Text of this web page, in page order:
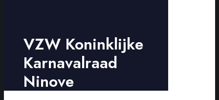
VZW Koninklijke
Karnavalraad
Ninove